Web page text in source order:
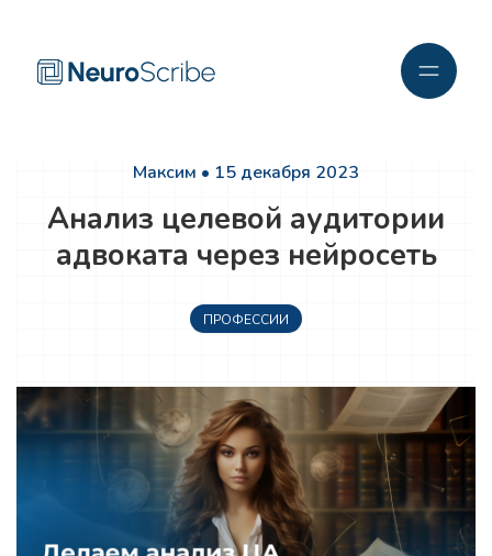
Максим • 15 декабря 2023
Анализ целевой аудитории
адвоката через нейросеть
ПРОФЕССИИ